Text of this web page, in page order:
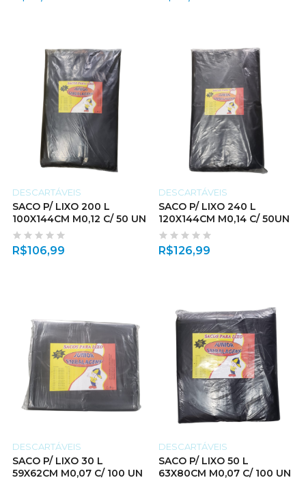
DESCARTÁVEIS
SACO P/ LIXO 200 L
100X144CM M0,12 C/ 50 UN
R$106,99
DESCARTÁVEIS
SACO P/ LIXO 240 L
120X144CM M0,14 C/ 50UN
R$126,99
DESCARTÁVEIS
SACO P/ LIXO 30 L
59X62CM M0,07 C/ 100 UN
DESCARTÁVEIS
SACO P/ LIXO 50 L
63X80CM M0,07 C/ 100 UN